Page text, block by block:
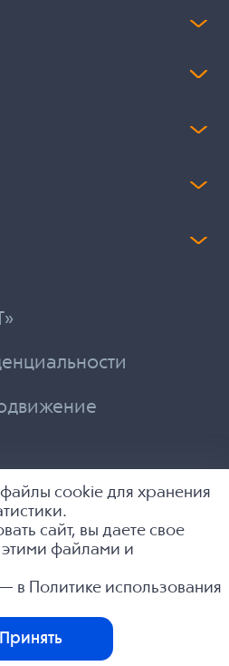
файлы cookie для хранения
сайт, вы даете свое
этими файлами и
в
Политике использования
Принять